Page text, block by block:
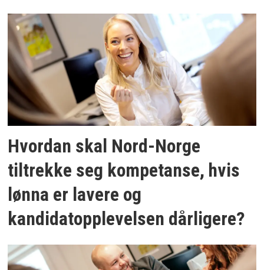
Hvordan skal Nord-Norge
tiltrekke seg kompetanse, hvis
lønna er lavere og
kandidatopplevelsen dårligere?